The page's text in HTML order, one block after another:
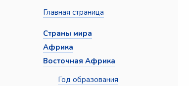
Главная страница
Страны мира
Африка
Восточная Африка
Год образования